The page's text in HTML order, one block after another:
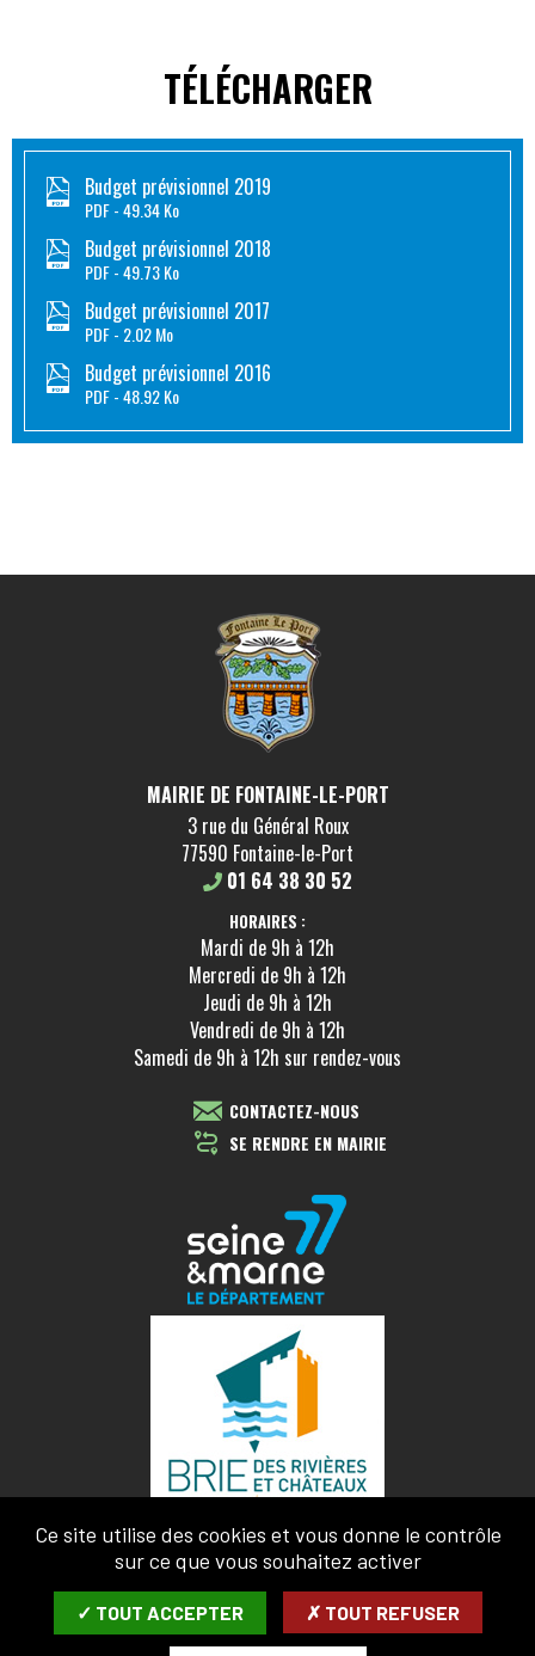
TÉLÉCHARGER
Budget prévisionnel 2019
PDF 49.34 Ko
Budget prévisionnel 2018
PDF 49.73 Ko
Budget prévisionnel 2017
PDF 2.02 Mo
Budget prévisionnel 2016
PDF 48.92 Ko
MAIRIE DE FONTAINE-LE-PORT
3 rue du Général Roux
77590 Fontaine-le-Port
01 64 38 30 52
HORAIRES :
Mardi de 9h à 12h
Mercredi de 9h à 12h
Jeudi de 9h à 12h
Vendredi de 9h à 12h
Samedi de 9h à 12h sur rendez-vous
CONTACTEZ-NOUS
SE RENDRE EN MAIRIE
MENTIONS LÉGALES
CONFIDENTIALITÉ
Ce site utilise des cookies et vous donne le contrôle
sur ce que vous souhaitez activer
✓ TOUT ACCEPTER ✗ TOUT REFUSER